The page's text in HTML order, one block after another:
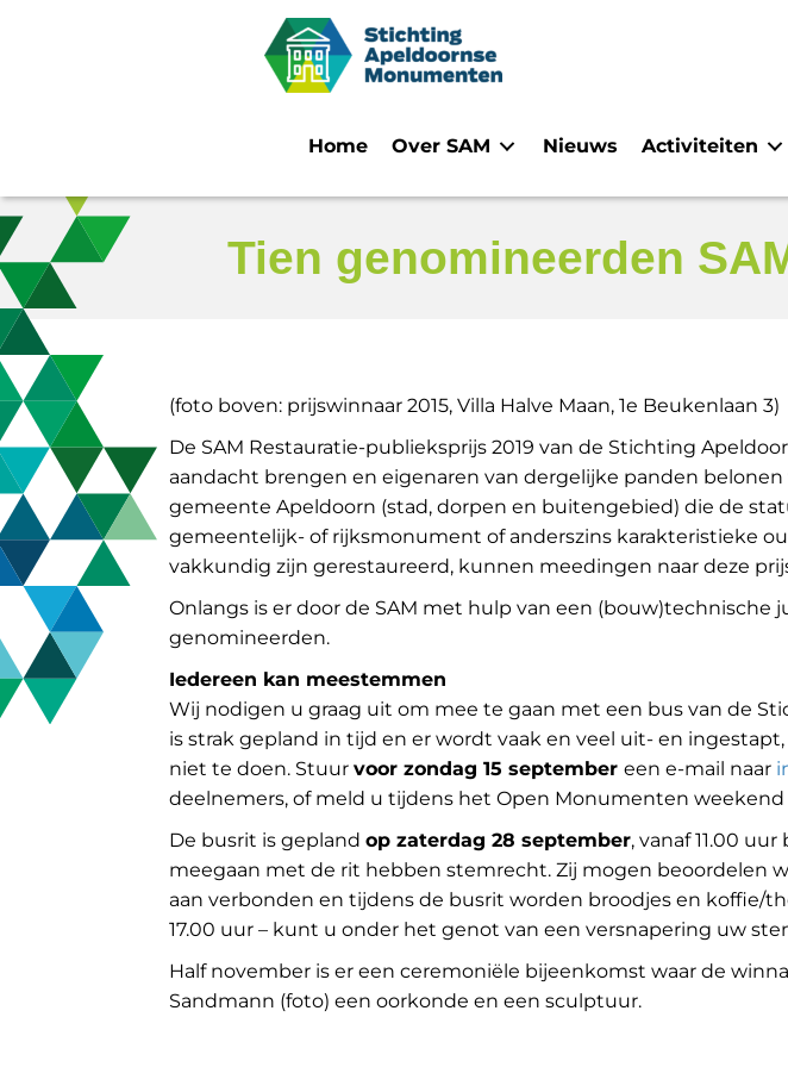
Home Over SAM Nieuws Activiteiten
Tien genomineerden
(foto boven: prijswinnaar 2015, Villa Halve Maan, 1e Beukenlaan 3)
De SAM Restauratie-publieksprijs 2019 van de Stichting
aandacht brengen en eigenaren van dergelijke panden
gemeente Apeldoorn (stad, dorpen en buitengebied) die de
gemeentelijk- of rijksmonument of anderszins karakteristieke
vakkundig zijn gerestaureerd, kunnen meedingen naar deze
Onlangs is er door de SAM met hulp van een
genomineerden.
Iedereen kan meestemmen
Wij nodigen u graag uit om mee te gaan met een bus van de
is strak gepland in tijd en er wordt vaak en veel uit- en
niet te doen. Stuur voor zondag 15 september een e-mail naar
deelnemers, of meld u tijdens het Open Monumenten weekend
De busrit is gepland op zaterdag 28 september, vanaf 11.00
meegaan met de rit hebben stemrecht. Zij mogen beoordelen
aan verbonden en tijdens de busrit worden broodjes en koffie/
17.00 uur – kunt u onder het genot van een versnapering uw
Half november is er een ceremoniële bijeenkomst waar de
Sandmann (foto) een oorkonde en een sculptuur.